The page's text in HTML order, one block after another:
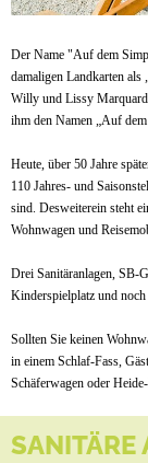
Der Name "Auf dem
damaligen Landkarten als
Willy und Lissy
ihm den Namen „Auf
Heute, über 50 Jahre
110 Jahres- und
sind. Desweiterein steht
Wohnwagen und
Drei Sanitäranlagen, SB-
Kinderspielplatz und noch
Sollten Sie keinen
in einem Schlaf-Fass,
Schäferwagen oder
SANITÄRE